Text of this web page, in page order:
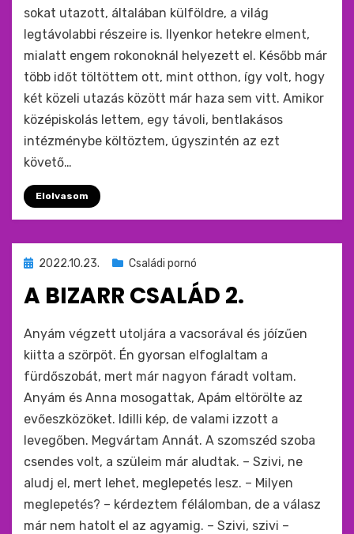
sokat utazott, általában külföldre, a világ
legtávolabbi részeire is. Ilyenkor hetekre elment,
mialatt engem rokonoknál helyezett el. Később már
több időt töltöttem ott, mint otthon, így volt, hogy
két közeli utazás között már haza sem vitt. Amikor
középiskolás lettem, egy távoli, bentlakásos
intézménybe költöztem, úgyszintén az ezt
követő…
Elolvasom
Beküldve
:
2022.10.23. Családi pornó
A BIZARR CSALÁD 2.
by monkey
Anyám végzett utoljára a vacsorával és jóízűen
kiitta a szörpöt. Én gyorsan elfoglaltam a
fürdőszobát, mert már nagyon fáradt voltam.
Anyám és Anna mosogattak, Apám eltörölte az
evőeszközöket. Idilli kép, de valami izzott a
levegőben. Megvártam Annát. A szomszéd szoba
csendes volt, a szüleim már aludtak. – Szivi, ne
aludj el, mert lehet, meglepetés lesz. – Milyen
meglepetés? – kérdeztem félálomban, de a válasz
már nem hatolt el az agyamig. – Szivi, szivi –